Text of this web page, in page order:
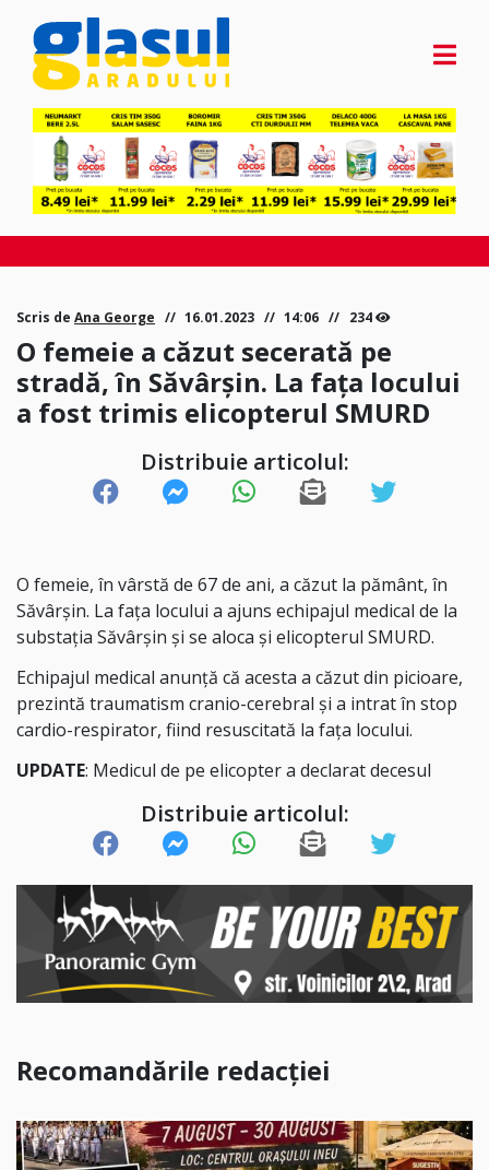
Scris de Ana George 16.01.2023 14:06 234
O femeie a căzut secerată pe
stradă, în Săvârșin. La fața locului
a fost trimis elicopterul SMURD
Distribuie articolul:
O femeie, în vârstă de 67 de ani, a căzut la pământ, în
Săvârșin. La fața locului a ajuns echipajul medical de la
substația Săvârșin și se aloca și elicopterul SMURD.
Echipajul medical anunță că acesta a căzut din picioare,
prezintă traumatism cranio-cerebral și a intrat în stop
cardio-respirator, fiind resuscitată la fața locului.
UPDATE: Medicul de pe elicopter a declarat decesul
Distribuie articolul:
Recomandările redacției